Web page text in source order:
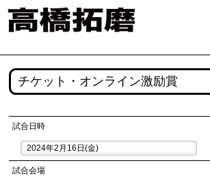
チケット・オンライン激励賞
試合日時
試合会場